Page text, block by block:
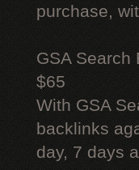
purchase,
GSA Search
$65
With GSA
backlinks
day, 7 days